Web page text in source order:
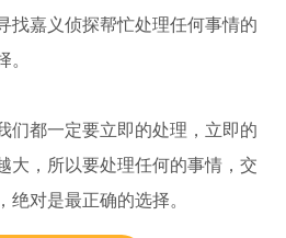
找嘉义侦探帮忙处理任何事情的
。
们都一定要立即的处理，立即的
大，所以要处理任何的事情，交
绝对是最正确的选择。